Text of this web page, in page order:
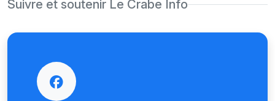
Suivre et soutenir Le Crabe Info